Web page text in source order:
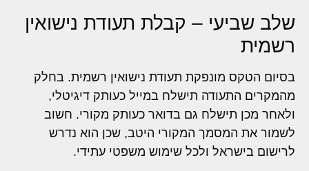
שלב שביעי – קבלת תעודת נישואין
רשמית
בסיום הטקס מונפקת תעודת נישואין רשמית. בחלק
מהמקרים התעודה תישלח במייל כעותק דיגיטלי,
ולאחר מכן תישלח גם בדואר כעותק מקורי. חשוב
לשמור את המסמך המקורי היטב, שכן הוא נדרש
לרישום בישראל ולכל שימוש משפטי עתידי.